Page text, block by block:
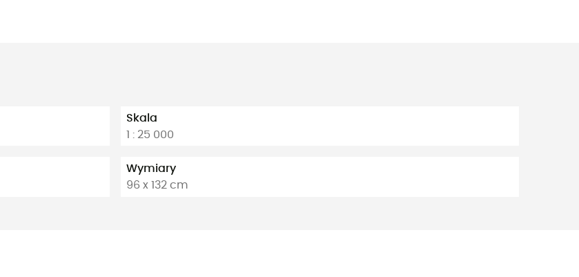
Skala
1 : 25 000
Wymiary
96 x 132 cm